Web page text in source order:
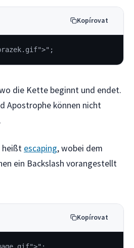
Kopírovat
die Kette beginnt und endet.
Apostrophe können nicht
heißt escaping, wobei dem
ein Backslash vorangestellt
Kopírovat